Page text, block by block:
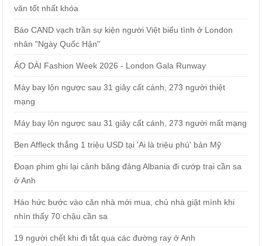
văn tốt nhất khóa
Báo CAND vạch trần sự kiện người Việt biểu tình ở London
nhân "Ngày Quốc Hận"
ÁO DÀI Fashion Week 2026 - London Gala Runway
Máy bay lộn ngược sau 31 giây cất cánh, 273 người thiệt
mạng
Máy bay lộn ngược sau 31 giây cất cánh, 273 người mất mạng
Ben Affleck thắng 1 triệu USD tại 'Ai là triệu phú' bản Mỹ
Đoạn phim ghi lại cảnh băng đảng Albania đi cướp trại cần sa
ở Anh
Háo hức bước vào căn nhà mới mua, chủ nhà giật mình khi
nhìn thấy 70 chậu cần sa
19 người chết khi đi tắt qua các đường ray ở Anh